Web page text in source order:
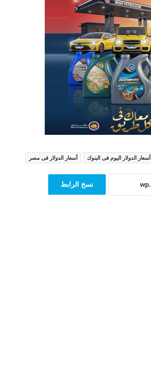
أسعار الدولار اليوم فى البنوك أسعار الدولار فى مصر
نسخ الرابط